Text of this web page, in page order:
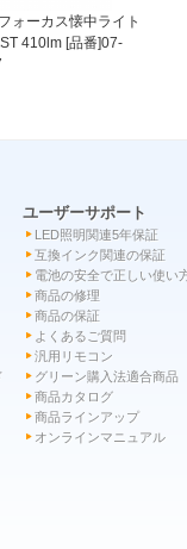
ォーカス懐中ライト
410lm [品番]07-
ユーザーサポート
LED照明関連5年保証
互換インク関連の保証
電池の安全で正しい使い
商品の修理
商品の保証
よくあるご質問
汎用リモコン
グリーン購入法適合商品
商品カタログ
商品ラインアップ
オンラインマニュアル